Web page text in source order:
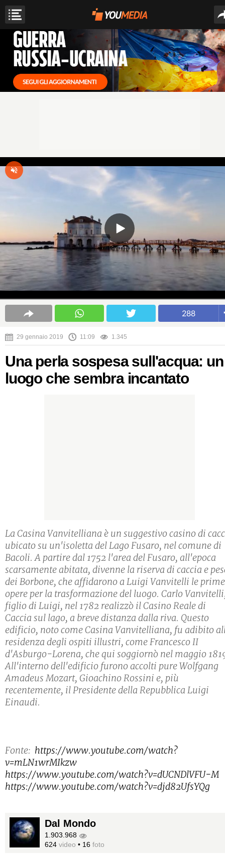
288
29 gennaio 2019 11:09 1.345
Una perla sospesa sull'acqua: un
luogo che sembra incantato
La Casina Vanvitelliana è un suggestivo casino di
ubicato su un'isoletta del Lago Fusaro, nel comune di
Bacoli. A partire dal 1752 l'area del Fusaro, all'epoca
scarsamente abitata, divenne la riserva di caccia e
dei Borbone, che affidarono a Luigi Vanvitelli le prime
opere per la trasformazione del luogo. Carlo
figlio di Luigi, nel 1782 realizzò il Casino Reale di
Caccia sul lago, a breve distanza dalla riva. Questo
edificio, noto come Casina Vanvitelliana, fu adibito
residenza degli ospiti illustri, come Francesco II
d'Asburgo-Lorena, che qui soggiornò nel maggio
All'interno dell'edificio furono accolti pure Wolfgang
Amadeus Mozart, Gioachino Rossini e, più
recentemente, il Presidente della Repubblica Luigi
Einaudi.
Fonte: https://www.youtube.com/watch?
v=mLN1wrMIkzw
https://www.youtube.com/watch?v=dUCNDlVFU-M
https://www.youtube.com/watch?v=djd82UfsYQg
Dal Mondo
1.903.968
624 video • 16 foto